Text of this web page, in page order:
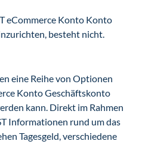
eCommerce Konto Konto
besteht nicht.
eine Reihe von Optionen
Konto Geschäftskonto
kann. Direkt im Rahmen
Informationen rund um das
Tagesgeld, verschiedene